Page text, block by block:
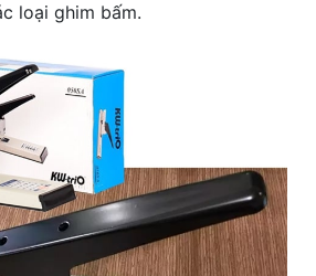
loại ghim bấm.